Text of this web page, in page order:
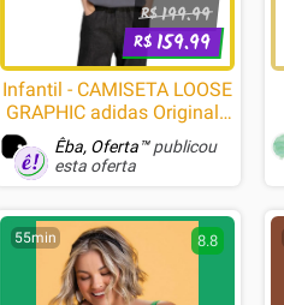
R$199.99
R$159.99
Infantil - CAMISETA LOOSE
GRAPHIC adidas Originals
Cinza
Êba, Oferta™publicou
esta oferta
55min 8.8